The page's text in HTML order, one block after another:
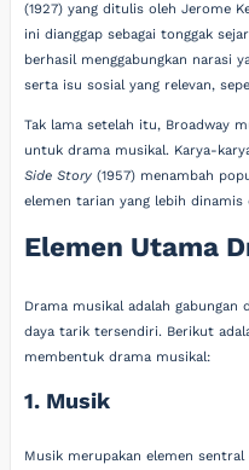
(1927) yang ditulis oleh Jerome
ini dianggap sebagai tonggak
berhasil menggabungkan narasi
serta isu sosial yang relevan,
Tak lama setelah itu, Broadway
untuk drama musikal. Karya-
Side Story (1957) menambah
elemen tarian yang lebih dinamis
Elemen Utama
Drama musikal adalah gabungan
daya tarik tersendiri. Berikut
membentuk drama musikal:
1. Musik
Musik merupakan elemen